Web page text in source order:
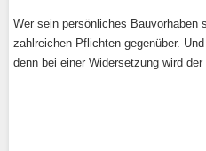
Wer sein persönliches Bauvorhaben
zahlreichen Pflichten gegenüber.
denn bei einer Widersetzung wird